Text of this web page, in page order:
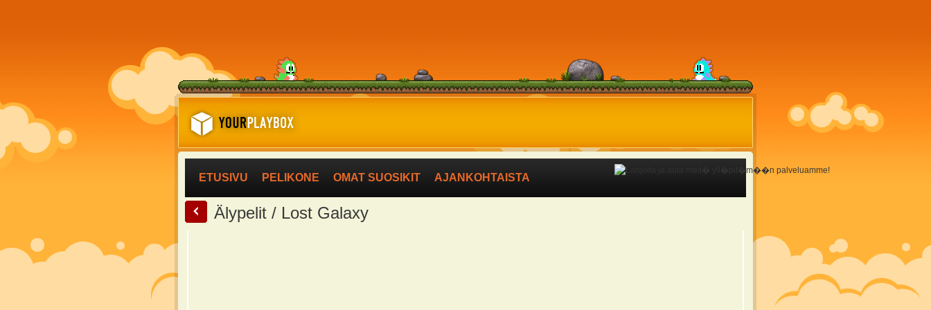
ETUSIVU PELIKONE OMAT SUOSIKIT AJANKOHTAISTA
< Älypelit / Lost Galaxy